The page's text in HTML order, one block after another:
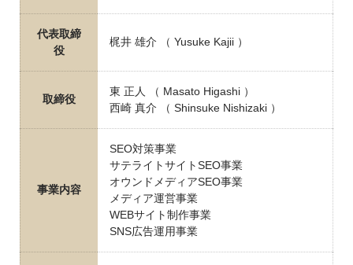
代表取締
役
梶井 雄介 （ Yusuke Kajii ）
取締役
東 正人 （ Masato Higashi ）
西崎 真介 （ Shinsuke Nishizaki ）
事業内容
SEO対策事業
サテライトサイトSEO事業
オウンドメディアSEO事業
メディア運営事業
WEBサイト制作事業
SNS広告運用事業